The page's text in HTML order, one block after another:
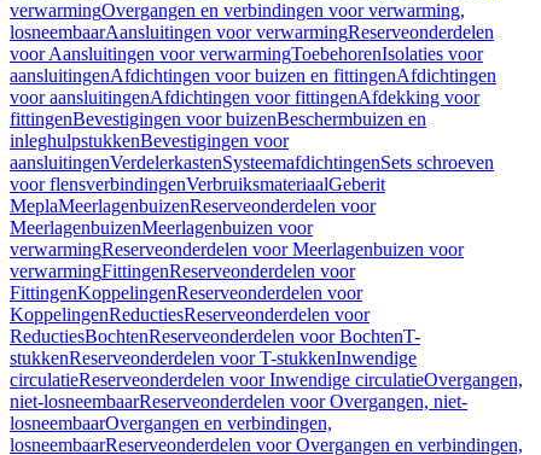
verwarmingOvergangen en verbindingen voor verwarming,
losneembaarAansluitingen voor verwarmingReserveonderdelen
voor Aansluitingen voor verwarmingToebehorenIsolaties voor
aansluitingenAfdichtingen voor buizen en fittingenAfdichtingen
voor aansluitingenAfdichtingen voor fittingenAfdekking voor
fittingenBevestigingen voor buizenBeschermbuizen en
inleghulpstukkenBevestigingen voor
aansluitingenVerdelerkastenSysteemafdichtingenSets schroeven
voor flensverbindingenVerbruiksmateriaalGeberit
MeplaMeerlagenbuizenReserveonderdelen voor
MeerlagenbuizenMeerlagenbuizen voor
verwarmingReserveonderdelen voor Meerlagenbuizen voor
verwarmingFittingenReserveonderdelen voor
FittingenKoppelingenReserveonderdelen voor
KoppelingenReductiesReserveonderdelen voor
ReductiesBochtenReserveonderdelen voor BochtenT-
stukkenReserveonderdelen voor T-stukkenInwendige
circulatieReserveonderdelen voor Inwendige circulatieOvergangen,
niet-losneembaarReserveonderdelen voor Overgangen, niet-
losneembaarOvergangen en verbindingen,
losneembaarReserveonderdelen voor Overgangen en verbindingen,